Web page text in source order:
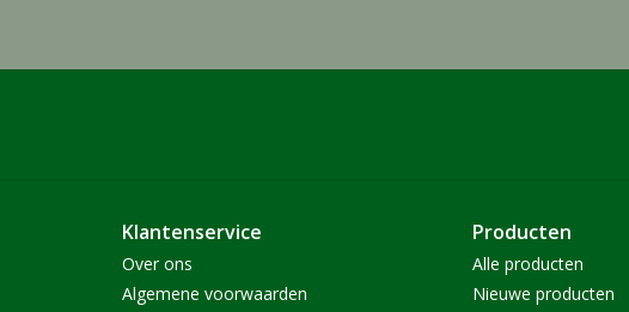
Klantenservice
Over ons
Algemene voorwaarden
Producten
Alle producten
Nieuwe producten